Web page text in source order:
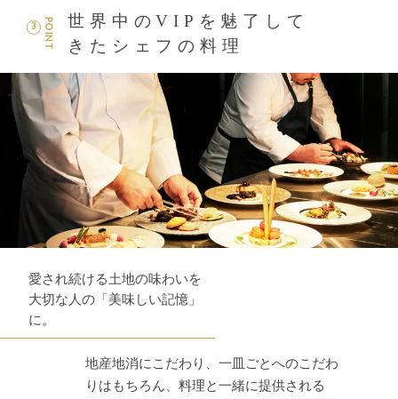
POINT
3
世界中のVIPを魅了して
きたシェフの料理
愛され続ける土地の味わいを
大切な人の「美味しい記憶」
に。
地産地消にこだわり、一皿ごとへのこだわ
りはもちろん、料理と一緒に提供される